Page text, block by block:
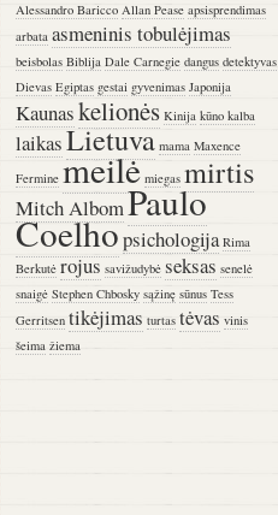
Alessandro Baricco Allan Pease apsisprendimas
arbata asmeninis tobulėjimas
beisbolas Biblija Dale Carnegie dangus detektyvas
Dievas Egiptas gestai gyvenimas Japonija
Kaunaskelionės Kinija kūno kalba
laikasLietuva mama Maxence
Fermine meilė miegas mirtis
Mitch AlbomPaulo
Coelhopsichologija Rima
Berkutė rojus savižudybė seksas senelė
snaigė Stephen Chbosky sąžinę sūnus Tess
Gerritsen tikėjimas turtas tėvas vinis
šeima žiema